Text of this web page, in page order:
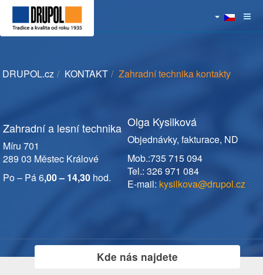
DRUPOL.cz KONTAKT Zahradní technika kontakty
Zahradní a lesní technika
Míru 701
289 03 Městec Králové
Po – Pá 6,00 – 14,30 hod.
Olga Kysilková
Objednávky, fakturace, ND
Mob.:735 715 094
Tel.: 326 971 084
E-mail: kysilkova@drupol.cz
Kde nás najdete